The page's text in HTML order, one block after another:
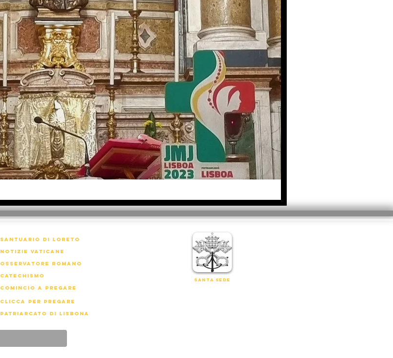
Santuario di Loreto
notizie vaticane
osservatore romano
catechismo
Comincio a pregare
clicca per pregare
Patriarcato di Lisbona
Santa Sede